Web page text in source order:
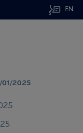
EN
01/2025